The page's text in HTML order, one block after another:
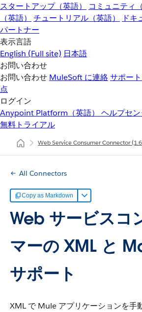
スタートアップ（英語）
コミュニティ
（英語）
チュートリアル（英語）
ドキ
パートナー
表示言語
English (Full site) 日本語
お問い合わせ
お問い合わせ MuleSoft に連絡サポー
点
ログイン
Anypoint Platform（英語） ヘルプセン
無料トライアル
Web Service Consumer Connector
All Connectors
Copy as Markdown
Web サービスコ
マーの XML と
サポート
XML で Mule アプリケーションを手